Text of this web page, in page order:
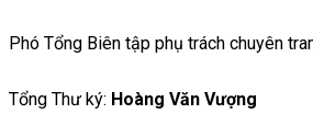
Phó Tổng Biên tập phụ trách chuyên
Tổng Thư ký: Hoàng Văn Vượng